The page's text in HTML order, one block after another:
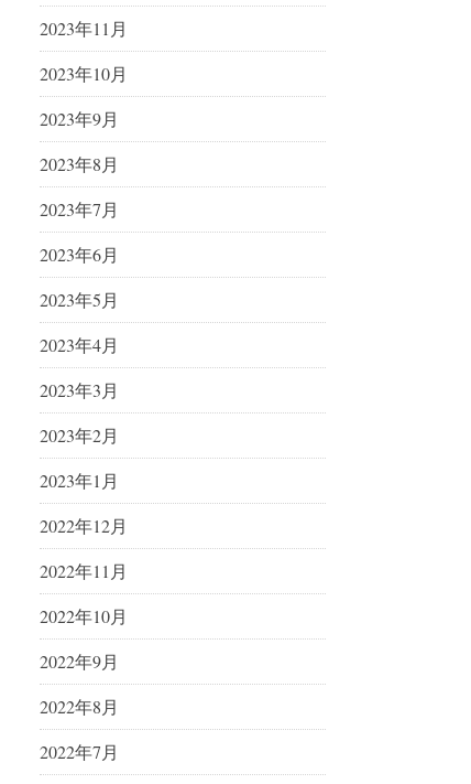
2023年11月
2023年10月
2023年9月
2023年8月
2023年7月
2023年6月
2023年5月
2023年4月
2023年3月
2023年2月
2023年1月
2022年12月
2022年11月
2022年10月
2022年9月
2022年8月
2022年7月